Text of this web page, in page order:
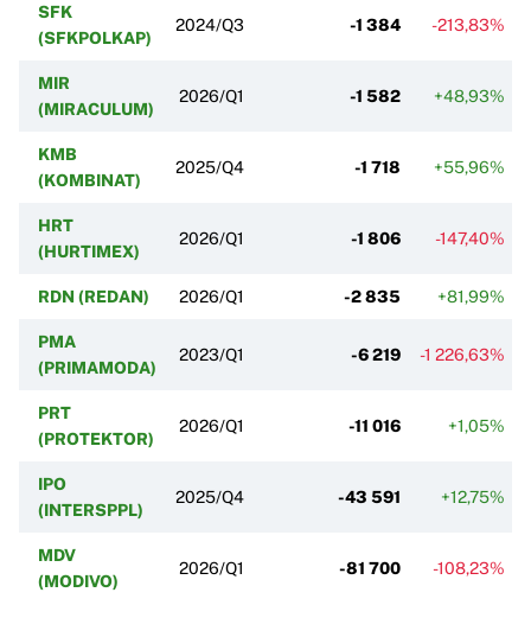
SFK
(SFKPOLKAP)
2024/Q3 -1 384 -213,83%
MIR
(MIRACULUM)
2026/Q1 -1 582 +48,93%
KMB
(KOMBINAT)
2025/Q4 -1 718 +55,96%
HRT
(HURTIMEX)
2026/Q1 -1 806 -147,40%
RDN (REDAN) 2026/Q1 -2 835 +81,99%
PMA
(PRIMAMODA)
2023/Q1 -6 219 -1 226,63%
PRT
(PROTEKTOR)
2026/Q1 -11 016 +1,05%
IPO
(INTERSPPL)
2025/Q4 -43 591 +12,75%
MDV
(MODIVO)
2026/Q1 -81 700 -108,23%